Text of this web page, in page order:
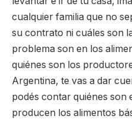
cualquier familia que no
su contrato ni cuáles son
problema son en los
quiénes son los
Argentina, te vas a dar
podés contar quiénes son
producen los alimentos